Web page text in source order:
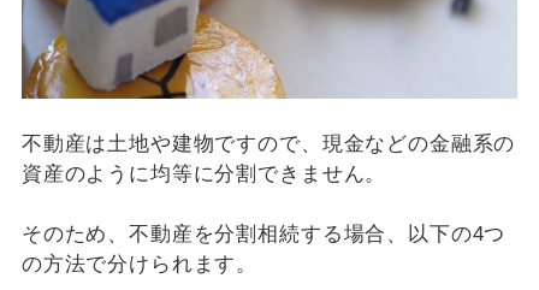
不動産は土地や建物ですので、現金などの金融系の
資産のように均等に分割できません。
そのため、不動産を分割相続する場合、以下の4つ
の方法で分けられます。